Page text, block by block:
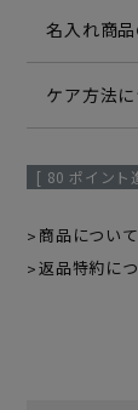
名入れ商
ケア方法
[ 80 ポイント
商品につい
返品特約に